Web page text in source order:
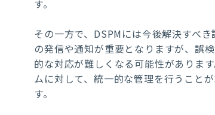
す。
その一方で、DSPMには今後解決すべ
の発信や通知が重要となりますが、誤
的な対応が難しくなる可能性がありま
ムに対して、統一的な管理を行うこと
す。